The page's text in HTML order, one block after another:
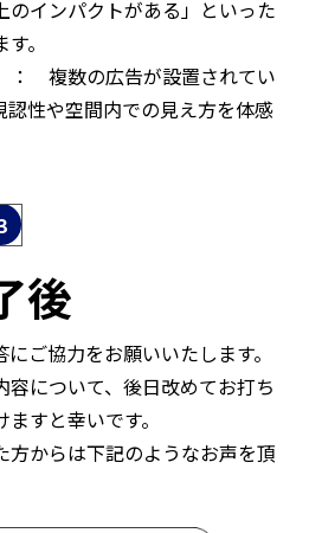
のインパクトがある」といった
。
数の広告が設置されてい
認性や空間内での見え方を体感
後
ご協力をお願いいたします。
容について、後日改めてお打ち
すと幸いです。
方からは下記のようなお声を頂